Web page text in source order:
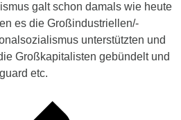
galt schon damals wie heute
es die Großindustriellen/-
unterstützten und
Großkapitalisten gebündelt und
etc.